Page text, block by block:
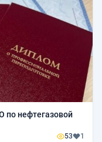
по нефтегазовой
53 1